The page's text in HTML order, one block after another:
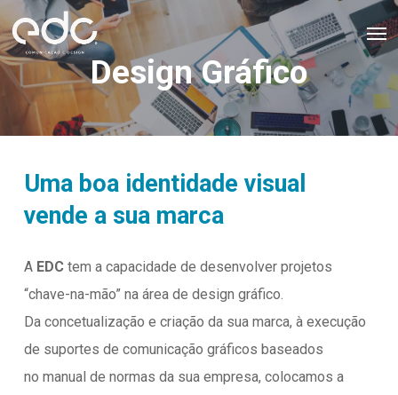
Skip
to
main
Design Gráfico
Uma boa identidade visual
vende a sua marca
A EDC tem a capacidade de desenvolver projetos
“chave-na-mão” na área de design gráfico.
Da concetualização e criação da sua marca, à execução
de suportes de comunicação gráficos baseados
no manual de normas da sua empresa, colocamos a